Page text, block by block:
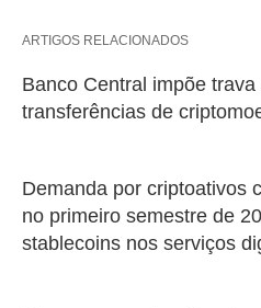
ARTIGOS RELACIONADOS
Banco Central impõe trava
transferências de
Demanda por criptoativos
no primeiro semestre de
stablecoins nos serviços